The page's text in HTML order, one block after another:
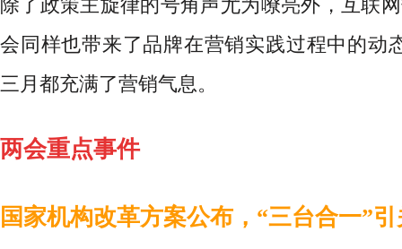
除了政策主旋律的号角声尤为嘹亮外，互联
会同样也带来了品牌在营销实践过程中的动
三月都充满了营销气息。
两会重点事件
国家机构改革方案公布， “三台合一”